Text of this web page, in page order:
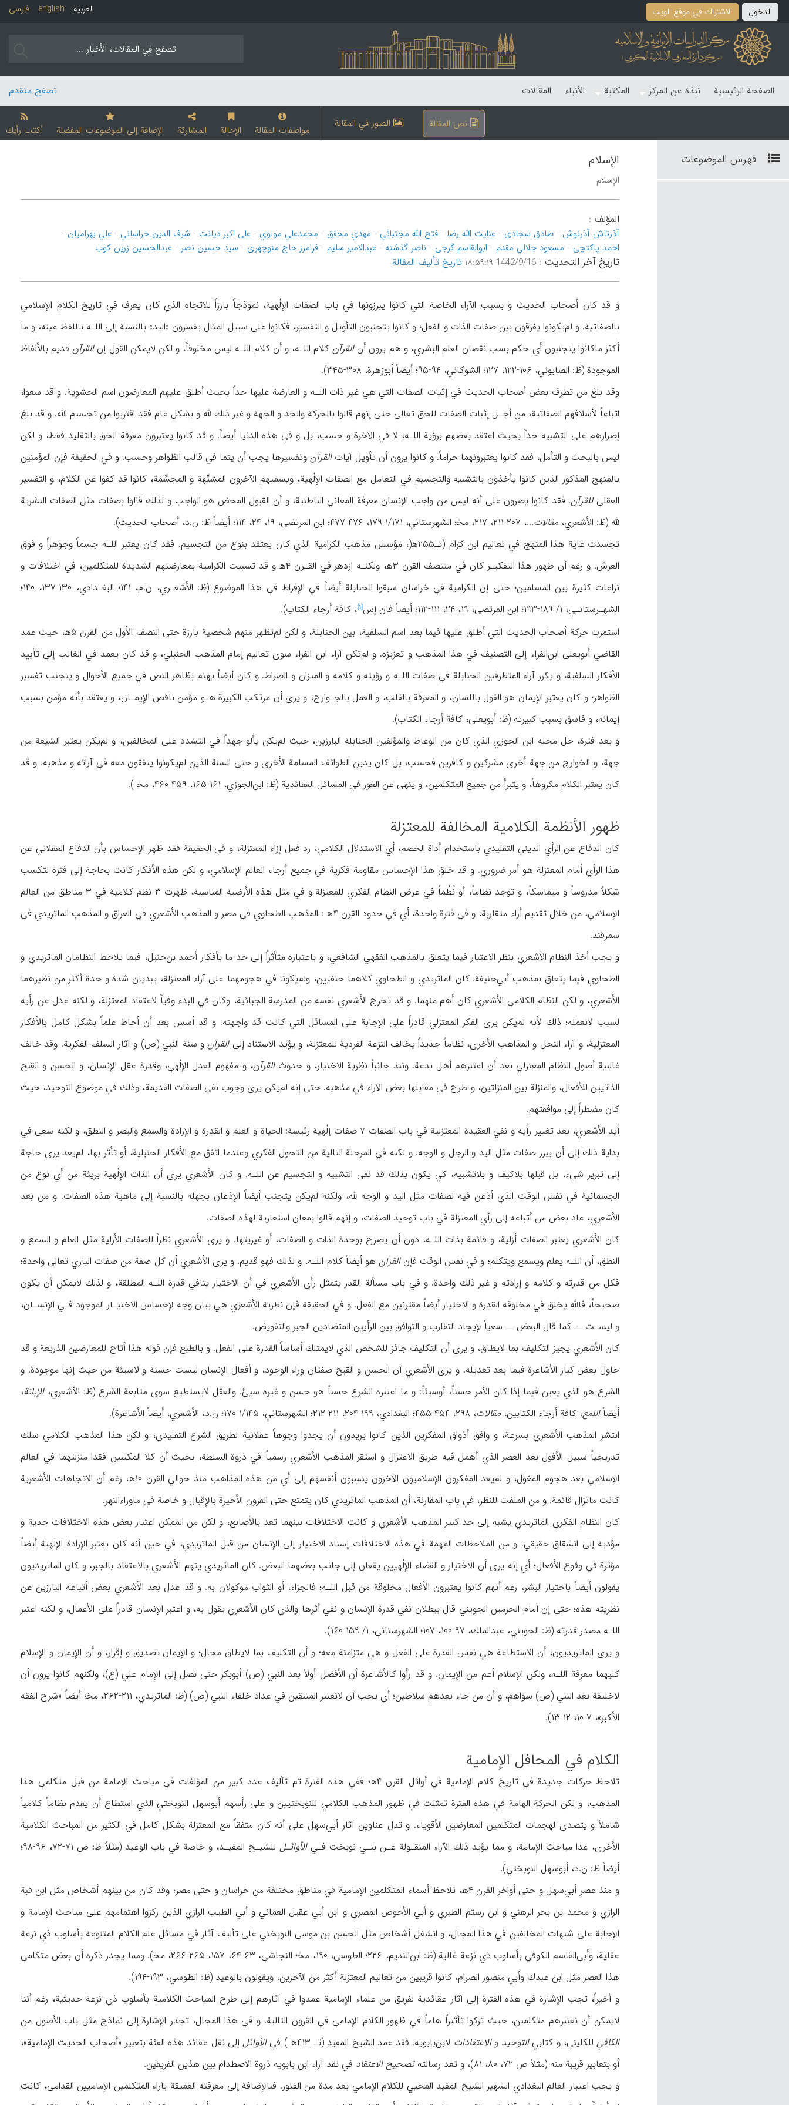
الدخول الاشتراك في موقع الویب فارسی english العربیة
الصفحة الرئیسیة نبذة عن المرکز المکتبة الأنباء المقالات تصفح متقدم
نص المقالة الصور في المقالة مواصفات المقالة الإحالة المشارکة الإضافة إلی الموضوعات المفضلة أکتب رأیك
فهرس الموضوعات الإسلام
الإسلام
المؤلف :
آذرتاش آذرنوش -صادق سجادی -عنایت الله رضا -فتح الله مجتبائي - مهدي محقق - محمدعلي مولوي -علی اکبر دیانت - شرف الدین خراساني -علي بهرامیان -
احمد پاکتچی - مسعود جلالي مقدم - ابوالقاسم گرجی - ناصر گذشته -عبدالامیر سلیم -فرامرز حاج منوچهری - سید حسین نصر -عبدالحسین زرین کوب
تاریخ آخر التحدیث :1442/9/16 ۱۸:۵۹:۱۹ تاریخ تألیف المقالة
و قد كان أصحاب الحديث و بسبب الآراء الخاصة التي كانوا يبرزونها في باب الصفات الإلٰهية، نموذجاً بارزاً للاتجاه الذي كان يعرف في تاريخ الكلام الإسلامي
بالصفاتية. و لم‌يكونوا يفرقون بين صفات الذات و الفعل؛ و كانوا يتجنبون التأويل و التفسير، فكانوا على سبيل المثال يفسرون «اليد» بالنسبة إلى اللـه باللفظ عينه، و ما
أكثر ماكانوا يتجنبون أي حكم بسب نقصان العلم البشري، و هم يرون أنالقرآن كلام اللـه، و أن كلام اللـه ليس مخلوقاً، و لكن لايمكن القول إنالقرآن قديم بالألفاظ
الموجودة (ظ: الصابوني، ۱۰۶-۱۲۲، ۱۲۷؛ الشوكاني، ۹۴-۹۵؛ أيضاً أبوزهرة، ۳۰۸-۳۴۵).
وقد بلغ من تطرف بعض أصحاب الحديث في إثبات الصفات التي هي غير ذات اللـه و العارضة عليها حداً بحيث أطلق عليهم المعارضون اسم الحشوية. و قد سعوا،
اتباعاً لأسلافهم الصفاتية، من أجـل إثبات الصفات للحق تعالى حتى إنهم قالوا بالحركة والحد و الجهة و غير ذلك للّه و بشكل عام فقد اقتربوا من تجسيم الله. و قد بلغ
إصرارهم على التشبيه حداً بحيث اعتقد بعضهم برؤية اللـه، لا في الآخرة و حسب، بل و في هذه الدنيا أيضاً. و قد كانوا يعتبرون معرفة الحق بالتقليد فقط، و لكن
ليس بالبحث و التأمل، فقد كانوا يعتبرونهما حراماً. و كانوا يرون أن تأويل آياتالقرآنوتفسيرها يجب أن يتما في قالب الظواهر وحسب. و في الحقيقة فإن المؤمنين
بالمنهج المذكور الذين كانوا يأخذون بالتشبيه والتجسيم في التعامل مع الصفات الإلٰهية، ويسميهم الآخرون المشبِّهة و المجسِّمة، كانوا قد كفوا عن الكلام، و التفسير
العقليللقرآن. فقد كانوا يصرون على أنه ليس من واجب الإنسان معرفة المعاني الباطنية، و أن القبول المحض هو الواجب و لذلك قالوا بصفات مثل الصفات البشرية
لله (ظ: الأشعري،مقالات...، ۲۰۷-۲۱۱، ۲۱۷، مخ‍؛ الشهرستاني، ۱/۱۷۱-۱۷۹، ۴۷۶-۴۷۷؛ ابن المرتضى، ۱۹، ۲۴، ۱۱۴؛ أيضاً ظ: ن.د، أصحاب الحديث).
تجسدت غاية هذا المنهج في تعاليم ابن كرّام (تـ۲۵۵ه‍(، مؤسس مذهب الكرامية الذي كان يعتقد بنوع من التجسيم. فقد كان يعتبر اللـه جسماً وجوهراً و فوق
العرش. و رغم أن ظهور هذا التفكيـر كان في منتصف القرن ۳ه‍، ولكنـه ازدهر في القـرن ۴ه‍ و قد تسببت الكرامية بمعارضتهم الشديدة للمتكلمين، في اختلافات و
نزاعات كثيرة بين المسلمين؛ حتى إن الكرامية في خراسان سبقوا الحنابلة أيضاً في الإفراط في هذا الموضوع (ظ: الأشعـري، ن.م، ۱۴۱؛ البغـدادي، ۱۳۰-۱۳۷، ۱۴۰؛
الشهـرستانـي، ۱/ ۱۸۹-۱۹۳؛ ابن‌‌ المرتضى، ۱۹، ۲۴، ۱۱۱-۱۱۲؛ أيضاً فان
إس[۱] ، كافة أرجاء الكتاب).
استمرت حركة أصحاب الحديث التي أطلق عليها فيما بعد اسم السلفية، بين الحنابلة، و لكن لم‌تظهر منهم شخصية بارزة حتى النصف الأول من القرن ۵ه‍، حيث عمد
القاضي أبويعلى ابن‌الفراء إلى التصنيف في هذا المذهب و تعزيزه. و لم‌تكن آراء ابن الفراء سوى تعاليم إمام المذهب الحنبلي، و قد كان يعمد في الغالب إلى تأييد
الأفكار السلفية، و يكرر آراء المتطرفين الحنابلة في صفات اللـه و رؤيته و كلامه و الميزان و الصراط. و كان أيضاً يهتم بظاهر النص في جميع الأحوال و يتجنب تفسير
الظواهر؛ و كان يعتبر الإيمان هو القول باللسان، و المعرفة بالقلب، و العمل بالجـوارح، و يرى أن مرتكب الكبيرة هـو مؤمن ناقص الإيمـان، و يعتقد بأنه مؤمن بسبب
إيمانه، و فاسق بسبب كبيرته (ظ: أبويعلى، كافة أرجاء الكتاب).
و بعد فترة، حل محله ابن الجوزي الذي كان من الوعاظ والمؤلفين الحنابلة البارزين، حيث لم‌يكن يألو جهداً في التشدد على المخالفين، و لم‌يكن يعتبر الشيعة من
جهة، و الخوارج من جهة أخرى مشركين و كافرين فحسب، بل كان يدين الطوائف المسلمة الأخرى و حتى السنة الذين لم‌يكونوا يتفقون معه في آرائه و مذهبه. و قد
كان يعتبر الكلام مكروهاً، و يتبرأ من جميع المتكلمين، و ينهى عن الغور في المسائل العقائدية (ظ: ابن‌الجوزي، ۱۶۱-۱۶۵، ۴۵۹-۴۶۰، مخ‍ ).
ظهور الأنظمة الكلامية المخالفة للمعتزلة
كان الدفاع عن الرأي الديني التقليدي باستخدام أداة الخصم، أي الاستدلال الكلامي، رد فعل إزاء المعتزلة، و في الحقيقة فقد ظهر الإحساس بأن الدفاع العقلاني عن
هذا الرأي أمام المعتزلة هو أمر ضروري. و قد خلق هذا الإحساس مقاومة فكرية في جميع أرجاء العالم الإسلامي، و لكن هذه الأفكار كانت بحاجة إلى فترة لتكسب
شكلاً مدروساً و متماسكاً، و توجد نظاماً، أو نُظُماً في عرض النظام الفكري للمعتزلة و في مثل هذه الأرضية المناسبة، ظهرت ۳ نظم كلامية في ۳ مناطق من العالم
الإسلامي، من خلال تقديم أراء متقاربة، و في فترة واحدة، أي في حدود القرن ۴ه‍ : المذهب الطحاوي في مصر و المذهب الأشعري في العراق و المذهب الماتريدي في
سمرقند.
و يجب أخذ النظام الأشعري بنظر الاعتبار فيما يتعلق بالمذهب الفقهي الشافعي، و باعتباره متأثراً إلى حد ما بأفكار أحمد بن‌حنبل، فيما يلاحظ النظامان الماتريدي و
الطحاوي فيما يتعلق بمذهب أبي‌حنيفة. كان الماتريدي و الطحاوي كلاهما حنفيين، ولم‌يكونا في هجومهما على آراء المعتزلة، يبديان شدة و حدة أكثر من نظيرهما
الأشعري، و لكن النظام الكلامي الأشعري كان أهم منهما. و قد تخرج الأشعري نفسه من المدرسة الجبائية، وكان في البدء وفياً لاعتقاد المعتزلة، و لكنه عدل عن رأيه
لسبب لانعمله؛ ذلك لأنه لم‌يكن يرى الفكر المعتزلي قادراً على الإجابة على المسائل التي كانت قد واجهته. و قد أسس بعد أن أحاط علماً بشكل كامل بالأفكار
المعتزلية، و آراء النحل و المذاهب الأخرى، نظاماً جديداً يخالف النزعة الفردية للمعتزلة، و يؤيد الاستناد إلىالقرآن و سنة النبي (ص) و آثار السلف الفكرية. وقد خالف
غالبية أصول النظام المعتزلي بعد أن اعتبرهم أهل بدعة. ونبذ جانباً نظرية الاختيار، و حدوثالقرآن، و مفهوم العدل الإلٰهي، وقدرة عقل الإنسان، و الحسن و القبح
الذاتيين للأفعال، والمنزلة بين المنزلتين، و طرح في مقابلها بعض الآراء في مذهبه. حتى إنه لم‌يكن يرى وجوب نفي الصفات القديمة، وذلك في موضوع التوحيد، حيث
كان مضطراً إلى موافقتهم.
أيد الأشعري، بعد تغيير رأيه و نفي العقيدة المعتزلية في باب الصفات ۷ صفات إلٰهية رئيسة: الحياة و العلم و القدرة و الإرادة والسمع والبصر و النطق، و لكنه سعى في
بداية ذلك إلى أن يبرر صفات مثل اليد و الرجل و الوجه. و لكنه في المرحلة التالية من التحول الفكري وعندما اتفق مع الأفكار الحنبلية، أو تأثر بها، لم‌يعد يرى حاجة
إلى تبرير شيء، بل قبلها بلاكيف و بلاتشبيه، كي يكون بذلك قد نفى التشبيه و التجسيم عن اللـه. و كان الأشعري يرى أن الذات الإلٰهية بريئة من أي نوع من
الجسمانية في نفس الوقت الذي أذعن فيه لصفات مثل اليد و الوجه لله، ولكنه لم‌يكن يتجنب أيضاً الإذعان بجهله بالنسبة إلى ماهية هذه الصفات. و من بعد
الأشعري، عاد بعض من أتباعه إلى رأي المعتزلة في باب توحيد الصفات، و إنهم قالوا بمعان استعارية لهذه الصفات.
كان الأشعري يعتبر الصفات أزلية، و قائمة بذات اللـه، دون أن يصرح بوحدة الذات و الصفات، أو غيريتها. و يرى الأشعري نظراً للصفات الأزلية مثل العلم و السمع و
النطق، أن اللـه يعلم ويسمع ويتكلم؛ و في نفس الوقت فإنالقرآن هو أيضاً كلام اللـه، و لذلك فهو قديم. و يرى الأشعري أن كل صفة من صفات الباري تعالى واحدة؛
فكل من قدرته و كلامه و إرادته و غير ذلك واحدة. و في باب مسألة القدر يتمثل رأي الأشعري في أن الاختيار ينافي قدرة اللـه المطلقة، و لذلك لايمكن أن يكون
صحيحاً، فالله يخلق في مخلوقه القدرة و الاختيار أيضاً مقترنين مع الفعل. و في الحقيقة فإن نظرية الأشعري هي بيان وجه لإحساس الاختيـار الموجود فـي الإنسـان،
و ليسـت ــ كما قال البعض ــ سعياً لإيجاد التقارب و التوافق بين الرأيين المتضادين الجبر والتفويض.
كان الأشعري يجيز التكليف بما لايطاق، و يرى أن التكليف جائز للشخص الذي لايمتلك أساساً القدرة على الفعل. و بالطبع فإن قوله هذا أتاح للمعارضين الذريعة و قد
حاول بعض كبار الأشاعرة فيما بعد تعديله. و يرى الأشعري أن الحسن و القبح صفتان وراء الوجود، و أفعال الإنسان ليست حسنة و لاسيئة من حيث إنها موجودة. و
الشرع هو الذي يعين فيما إذا كان الأمر حسناً، أوسيئاً: و ما اعتبره الشرع حسناً هو حسن و غيره سيىٔ. والعقل لايستطيع سوى متابعة الشرع (ظ: الأشعري،الإبانة،
أيضاًاللمع، كافة أرجاء الكتابين،مقالات، ۲۹۸، ۴۵۴-۴۵۵؛ البغدادي، ۱۹۹-۲۰۴، ۲۱۱-۲۱۲؛ الشهرستاني، ۱/۱۴۵-۱۷۰؛ ن.د، الأشعري، أيضاً الأشاعرة).
انتشر المذهب الأشعري بسرعة، و وافق أذواق المفكرين الذين كانوا يريدون أن يجدوا وجوهاً عقلانية لطريق الشرع التقليدي، و لكن هذا المذهب الكلامي سلك
تدريجياً سبيل الأفول بعد العصر الذي أهمل فيه طريق الاعتزال و استقر المذهب الأشعري رسمياً في ذروة السلطة، بحيث أن كلا المكتبين فقدا منزلتهما في العالم
الإسلامي بعد هجوم المغول، و لم‌يعد المفكرون الإسلاميون الآخرون ينسبون أنفسهم إلى أي من هذه المذاهب منذ حوالي القرن ۱۰ه‍، رغم أن الاتجاهات الأشعرية
كانت ماتزال قائمة. و من الملفت للنظر، في باب المقارنة، أن المذهب الماتريدي كان يتمتع حتى القرون الأخيرة بالإقبال و خاصة في ماوراء‌النهر.
كان النظام الفكري الماتريدي يشبه إلى حد كبير المذهب الأشعري و كانت الاختلافات بينهما تعد بالأصابع، و لكن من الممكن اعتبار بعض هذه الاختلافات جدية و
مؤدية إلى انشقاق حقيقي. و من الملاحظات المهمة في هذه الاختلافات إسناد الاختيار إلى الإنسان من قبل الماتريدي، في حين أنه كان يعتبر الإرادة الإلٰهية أيضاً
مؤثرة في وقوع الأفعال؛ أي إنه يرى أن الاختيار و القضاء الإلٰهيين يقعان إلى جانب بعضهما البعض. كان الماتريدي يتهم الأشعري بالاعتقاد بالجبر، و كان الماتريديون
يقولون أيضاً باختيار البشر، رغم أنهم كانوا يعتبرون الأفعال مخلوقة من قبل اللـه؛ فالجزاء، أو الثواب موكولان به. و قد عدل بعد الأشعري بعض أتباعه البارزين عن
نظريته هذه؛ حتى إن أمام الحرمين الجويني قال ببطلان نفي قدرة الإنسان و نفي أثرها والذي كان الأشعري يقول به، و اعتبر الإنسان قادراً على الأعمال، و لكنه اعتبر
اللـه مصدر قدرته (ظ: الجويني، عبدالملك، ۹۷-۱۰۰، ۱۰۷؛ الشهرستاني، ۱/ ۱۵۹-۱۶۰).
و يرى الماتريديون، أن الاستطاعة هي نفس القدرة على الفعل و هي متزامنة معه؛ و أن التكليف بما لايطاق محال؛ و الإيمان تصديق و إقرار، و أن الإيمان و الإسلام
كليهما معرفة اللـه، ولكن الإسلام أعم من الإيمان. و قد رأوا كالأشاعرة أن الأفضل أولاً بعد النبي (ص) أبوبكر حتى نصل إلى الإمام علي (ع)، ولكنهم كانوا يرون أن
لاخليفة بعد النبي (ص) سواهم، و أن من جاء بعدهم سلاطين؛ أي يجب أن لانعتبر المتبقين في عداد خلفاء النبي (ص) (ظ: الماتريدي، ۲۱۱-۲۶۲، مخ‍‌؛ أيضاً «شرح الفقه
الأكبر»، ۷-۱۰، ۱۲-۱۳).
الكلام في المحافل الإمامية
تلاحظ حركات جديدة في تاريخ كلام الإمامية في أوائل القرن ۴ه‍‌؛ ففي هذه الفترة تم تأليف عدد كبير من المؤلفات في مباحث الإمامة من قبل متكلمي هذا
المذهب، و لكن الحركة الهامة في هذه الفترة تمثلت في ظهور المذهب الكلامي للنوبختيين و على رأسهم أبوسهل النوبختي الذي استطاع أن يقدم نظاماً كلامياً
شاملاً و يتصدى لهجمات المتكلمين المعارضين الأقوياء. و تدل عناوين آثار أبي‌سهل على أنه كان متفقاً مع المعتزلة بشكل كامل في الكثير من المباحث الكلامية
الأخرى، عدا مباحث الإمامة، و مما يؤيد ذلك الآراء المنقـولة عـن بنـي نوبخت فـيالأوائـل
للشيـخ المفيـد، و خاصة في باب الوعيد (مثلاً ظ: ص ۷۱-۷۲، ۹۶-۹۸؛
أيضاً ظ: ن.د، أبوسهل النوبختي).
و منذ عصر أبي‌سهل و حتى أواخر القرن ۴ه‍، تلاحظ أسماء المتكلمين الإمامية في مناطق مختلفة من خراسان و حتى مصر؛ وقد كان من بينهم أشخاص مثل ابن قبة
الرازي و محمد بن بحر الرهني و ابن رستم الطبري و أبي الأحوص المصري و ابن أبي عقيل العماني و أبي الطيب الرازي الذين ركزوا اهتمامهم على مباحث الإمامة و
الإجابة على شبهات المخالفين في هذا المجال، و انشغل أشخاص مثل الحسن بن موسى النوبختي على تأليف آثار في مسائل علم الكلام المتنوعة بأسلوب ذي نزعة
عقلية، وأبي‌القاسم الكوفي بأسلوب ذي نزعة غالية (ظ: ابن‌النديم، ۲۲۶؛ الطوسي، ۱۹۰، مخ‍؛ النجاشي، ۶۳-۶۴، ۱۵۷، ۲۶۵-۲۶۶، مخ‍‍‌). ومما يجدر ذكره أن بعض متكلمي
هذا العصر مثل ابن عبدك وأبي منصور الصرام، كانوا قريبين من تعاليم المعتزلة أكثر من الآخرين، ويقولون بالوعيد (ظ: الطوسي، ۱۹۳-۱۹۴).
و أخيراً، تجب الإشارة في هذه الفترة إلى آثار عقائدية لفريق من علماء الإمامية عمدوا في آثارهم إلى طرح المباحث الكلامية بأسلوب ذي نزعة حديثية، رغم أننا
لايمكن أن نعتبرهم متكلمين، حيث تركوا تأثيراً هاماً في ظهور الكلام الإمامي في القرون التالية. و في هذا المجال، تجدر الإشارة إلى نماذج مثل باب الأصول من
الكافي للكليني، و كتابيالتوحيدوالاعتقادات لابن‌بابويه. فقد عمد الشيخ المفيد (تـ‍ ۴۱۳ه‍ ) في الأوائلإلى نقل عقائد هذه الفئة بتعبير «أصحاب الحديث الإمامية»،
أو بتعابير قريبة منه (مثلاً ص ۷۲، ۸۰، ۸۱)، و تعد رسالته
تصحيح الاعتقاد في نقد آراء ابن بابويه ذروة الاصطدام بين هذين الفريقين.
و يجب اعتبار العالم البغدادي الشهير الشيخ المفيد المحيي للكلام الإمامي بعد مدة من الفتور. فبالإضافة إلى معرفته العميقة بآراء المتكلمين الإماميين القدامى، كانت